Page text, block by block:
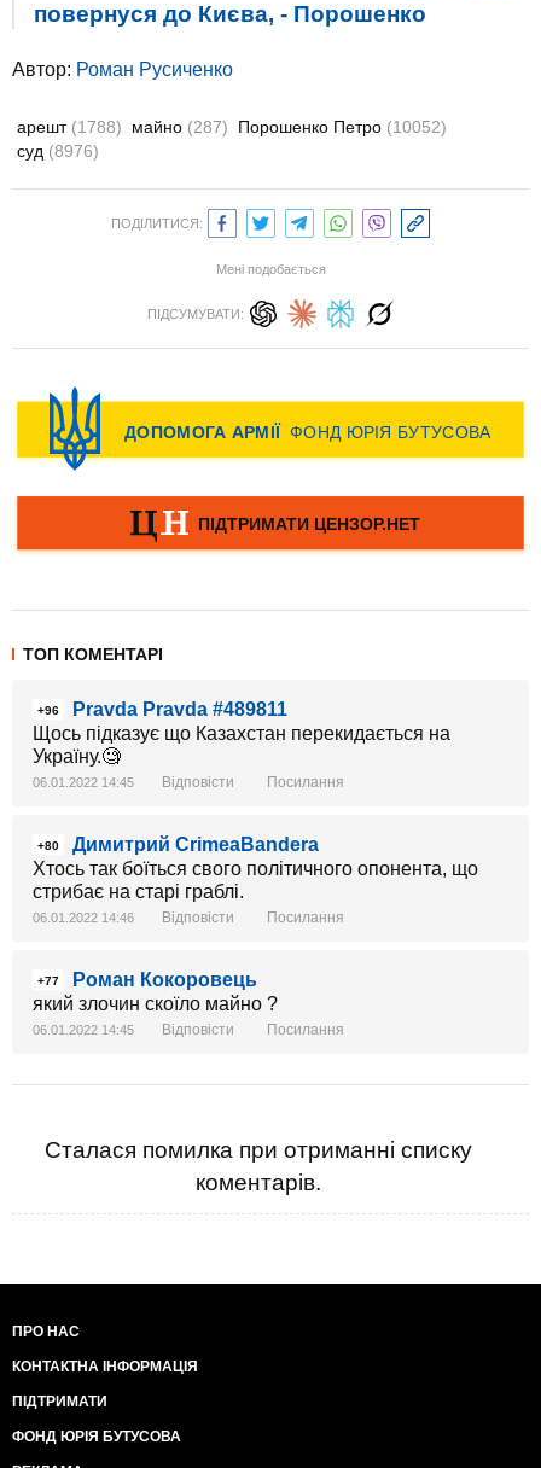
повернуся до Києва, - Порошенко
Автор: Роман Русиченко
арешт (1788) майно (287) Порошенко Петро (10052)
суд (8976)
ПОДІЛИТИСЯ:
Мені подобається
ПІДСУМУВАТИ:
ТОП КОМЕНТАРІ
+96
Pravda Pravda #489811
Щось підказує що Казахстан перекидається на
Україну.🧐
06.01.2022 14:45 Відповісти Посилання
+80
Димитрий CrimeaBandera
Хтось так боїться свого політичного опонента, що
стрибає на старі граблі.
06.01.2022 14:46 Відповісти Посилання
+77
Роман Кокоровець
який злочин скоїло майно ?
06.01.2022 14:45 Відповісти Посилання
Сталася помилка при отриманні списку
коментарів.
ПРО НАС
КОНТАКТНА ІНФОРМАЦІЯ
ПІДТРИМАТИ
ФОНД ЮРІЯ БУТУСОВА